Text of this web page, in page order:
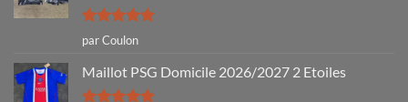
Note5sur
5
par Coulon
Maillot PSG Domicile 2026/2027 2 Etoiles